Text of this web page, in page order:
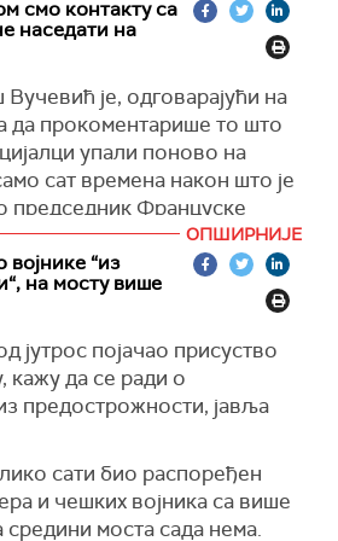
грубо кршење основних
на безбедност и
Упад у болницу, која би
место мира и помоћи,
никаквим политичким
разлозима", рекла је
је оценила, додатно
тензије и изазива
становништвом.
заједницу и све
да одмах осуде овај
неопходне кораке како
оваквих акција.
на овим просторима могу се
дијалог, поштовање
свих грађана, без
смо контакту са
наседати на
је, одговарајући на
да прокоментарише то што
упали поново на
сат времена након што је
председник Француске
да је то вероватно био
режима.
неодржива. Ми не смемо
Куртијев циљ јесте да
истрошени,
до исхитрене реакције наше
одемо у правцу у којем
и не треба да идемо, то су
је Вучевић након
годишњем окупљању
ОПШИРНИЈЕ
“из
на мосту више
јутрос појачао присуство
кажу да се ради о
предострожности, јавља
сати био распоређен
и чешких војника са више
средини моста сада нема.